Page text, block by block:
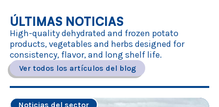
ÚLTIMAS NOTICIAS
High-quality dehydrated and frozen potato
products, vegetables and herbs designed for
consistency, flavor, and long shelf life.
Ver todos los artículos del blog
Noticias del sector